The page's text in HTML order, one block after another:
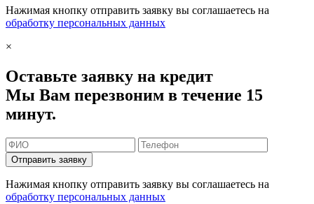
Нажимая кнопку отправить заявку вы соглашаетесь на
обработку персональных данных
×
Оставьте заявку на кредит
Мы Вам перезвоним в течение 15
минут.
Отправить заявку
Нажимая кнопку отправить заявку вы соглашаетесь на
обработку персональных данных